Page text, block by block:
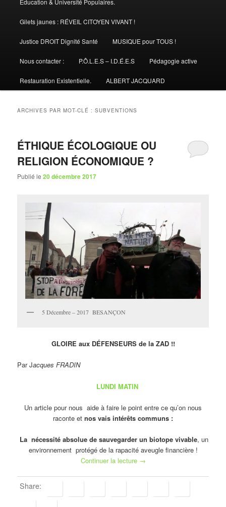
Gilets jaunes : RÉVEIL CITOYEN VIVANT !
Justice DROIT Dignité Santé MUSIQUE pour TOUS !
Nous contacter : P.Ô.L.E.S – I.D.É.E.S Pédagogie active
Restauration Existentielle. ALBERT JACQUARD
ARCHIVES PAR MOT-CLÉ :SUBVENTIONS
ÉTHIQUE ÉCOLOGIQUE OU
RELIGION ÉCONOMIQUE ?
Publié le20 décembre 2017
5 Décembre – 2017 BESANÇON
GLOIRE aux DÉFENSEURS de la ZAD !!
Par Jacques FRADIN
LUNDI MATIN
Un article pour nous aide à faire le point entre ce qu’on nous
raconte et nos vais intérêts communs :
La nécessité absolue de sauvegarder un biotope vivable, un
environnement protégé de la rapacité aveugle financière !
Continuer la lecture →
Share: